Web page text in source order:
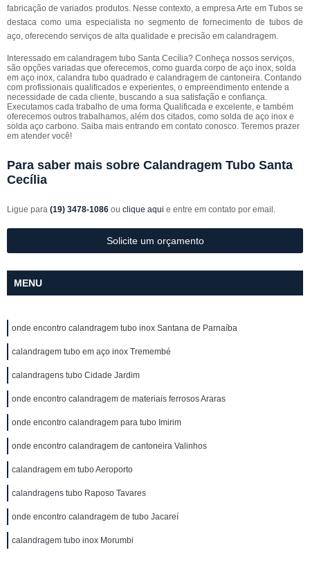
fabricação de variados produtos. Nesse contexto, a empresa Arte em Tubos se
destaca como uma especialista no segmento de fornecimento de tubos de
aço, oferecendo serviços de alta qualidade e precisão em calandragem.
Interessado em calandragem tubo Santa Cecília? Conheça nossos serviços,
são opções variadas que oferecemos, como guarda corpo de aço inox, solda
em aço inox, calandra tubo quadrado e calandragem de cantoneira. Contando
com profissionais qualificados e experientes, o empreendimento entende a
necessidade de cada cliente, buscando a sua satisfação e confiança.
Executamos cada trabalho de uma forma Qualificada e excelente, e também
oferecemos outros trabalhamos, além dos citados, como solda de aço inox e
solda aço carbono. Saiba mais entrando em contato conosco. Teremos prazer
em atender você!
Para saber mais sobre Calandragem Tubo Santa
Cecília
Ligue para (19) 3478-1086 ou clique aqui e entre em contato por email.
Solicite um orçamento
MENU
onde encontro calandragem tubo inox Santana de Parnaíba
calandragem tubo em aço inox Tremembé
calandragens tubo Cidade Jardim
onde encontro calandragem de materiais ferrosos Araras
onde encontro calandragem para tubo Imirim
onde encontro calandragem de cantoneira Valinhos
calandragem em tubo Aeroporto
calandragens tubo Raposo Tavares
onde encontro calandragem de tubo Jacareí
calandragem tubo inox Morumbi